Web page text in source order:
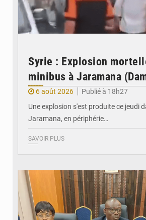
Syrie : Explosion
minibus à Jaramana
6 août 2026
Publié à 18h27
Une explosion s'est produite ce jeudi
Jaramana, en périphérie…
SAVOIR PLUS